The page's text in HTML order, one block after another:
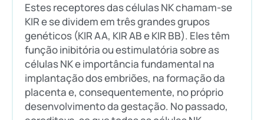
Estes receptores das células NK chamam-se
KIR e se dividem em três grandes grupos
genéticos (KIR AA, KIR AB e KIR BB). Eles têm
função inibitória ou estimulatória sobre as
células NK e importância fundamental na
implantação dos embriões, na formação da
placenta e, consequentemente, no próprio
desenvolvimento da gestação. No passado,